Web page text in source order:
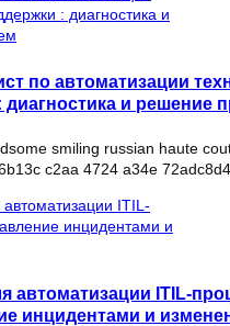
по автоматизации
диагностика и решение
автоматизации ITIL-
инцидентами и